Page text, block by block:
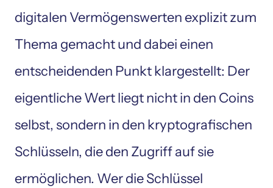
digitalen Vermögenswerten explizit zum
Thema gemacht und dabei einen
entscheidenden Punkt klargestellt: Der
eigentliche Wert liegt nicht in den Coins
selbst, sondern in den kryptografischen
Schlüsseln, die den Zugriff auf sie
ermöglichen. Wer die Schlüssel